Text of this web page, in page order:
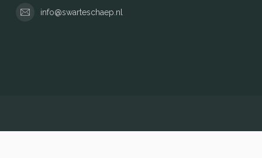
info@swarteschaep.nl